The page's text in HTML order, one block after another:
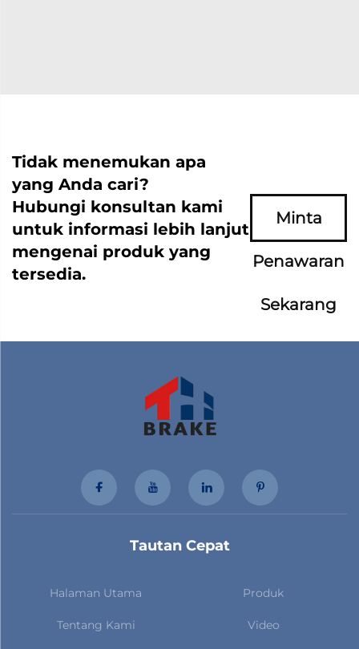
Tidak menemukan apa
yang Anda cari?
Hubungi konsultan kami
untuk informasi lebih lanjut
mengenai produk yang
tersedia.
Minta
Penawaran
Sekarang
Tautan Cepat
Halaman Utama Produk
Tentang Kami Video